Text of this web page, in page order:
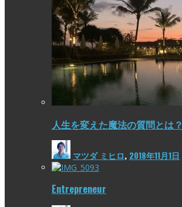
人生を変えた魔法の質問とは？
マツダ ミヒロ, 2018年11月1日
Entrepreneur